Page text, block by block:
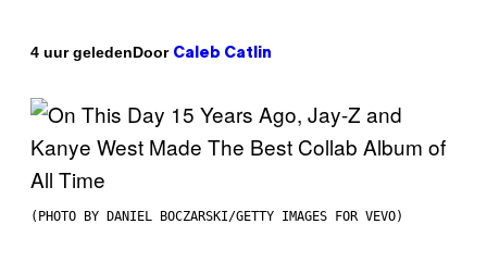
4 uur geledenDoor Caleb Catlin
(PHOTO BY DANIEL BOCZARSKI/GETTY IMAGES FOR VEVO)